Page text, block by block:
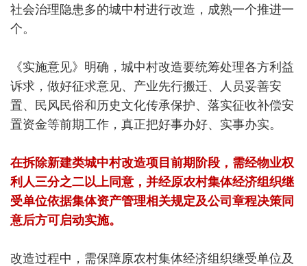
社会治理隐患多的城中村进行改造，成熟一个推进一
个。
《实施意见》明确，城中村改造要统筹处理各方利益
诉求，做好征求意见、产业先行搬迁、人员妥善安
置、民风民俗和历史文化传承保护、落实征收补偿安
置资金等前期工作，真正把好事办好、实事办实。
在拆除新建类城中村改造项目前期阶段，需经物业权
利人三分之二以上同意，并经原农村集体经济组织继
受单位依据集体资产管理相关规定及公司章程决策同
意后方可启动实施。
改造过程中，需保障原农村集体经济组织继受单位及